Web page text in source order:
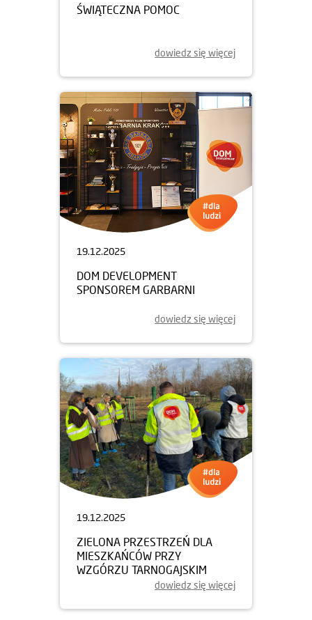
ŚWIĄTECZNA POMOC
dowiedz się więcej
19.12.2025
DOM DEVELOPMENT
SPONSOREM GARBARNI
dowiedz się więcej
19.12.2025
ZIELONA PRZESTRZEŃ DLA
MIESZKAŃCÓW PRZY
WZGÓRZU TARNOGAJSKIM
dowiedz się więcej